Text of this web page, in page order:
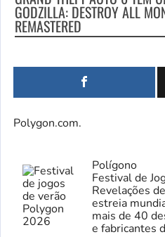
GODZILLA: DESTROY ALL
REMASTERED
Polygon.com.
Polígono
Festival de
Revelações
estreia
mais de 40
e fabricantes